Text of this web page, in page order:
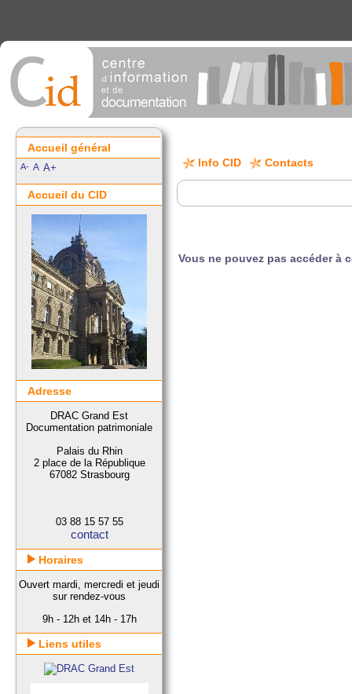
Info CID Contacts
Vous ne pouvez pas accéder à
Accueil général
A- A A+
Accueil du CID
Adresse
DRAC Grand Est
Documentation patrimoniale
Palais du Rhin
2 place de la République
67082 Strasbourg
03 88 15 57 55
contact
Horaires
Ouvert mardi, mercredi et jeudi
sur rendez-vous
9h - 12h et 14h - 17h
Liens utiles